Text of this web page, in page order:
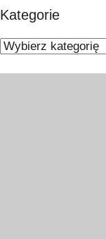
Kategorie
Kategorie